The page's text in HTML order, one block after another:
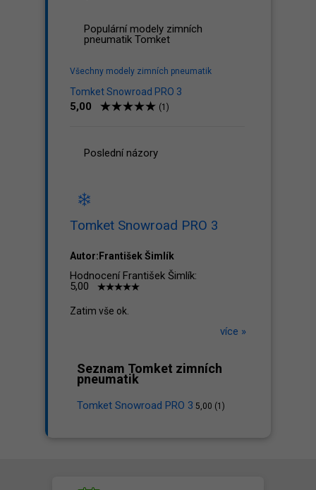
Populární modely zimních
pneumatik Tomket
Všechny modely zimních pneumatik
Tomket Snowroad PRO 3
5,00 (1)
Poslední názory
Tomket Snowroad PRO 3
Autor:František Šimlík
Hodnocení František Šimlík:
5,00
Zatim vše ok.
více »
Seznam Tomket zimních
pneumatik
Tomket Snowroad PRO 3 5,00 (1)